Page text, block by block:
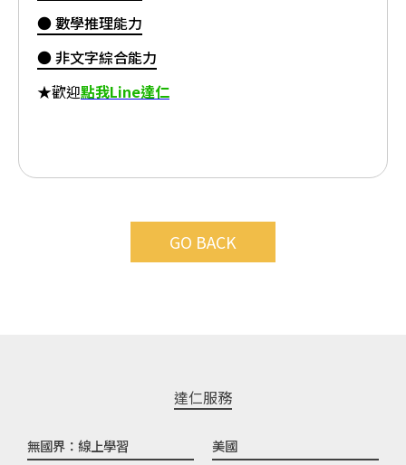
● 數學推理能力
● 非文字綜合能力
★歡迎點我Line達仁
GO BACK
達仁服務
無國界：線上學習
美國